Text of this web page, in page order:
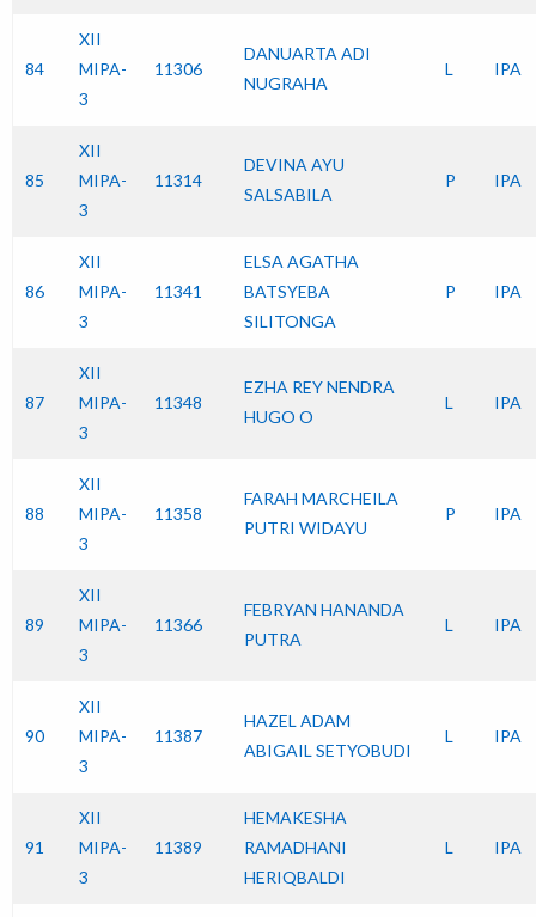
84
XII
MIPA-
3
11306
DANUARTA ADI
NUGRAHA
L IPA
85
XII
MIPA-
3
11314
DEVINA AYU
SALSABILA
P IPA
86
XII
MIPA-
3
11341
ELSA AGATHA
BATSYEBA
SILITONGA
P IPA
87
XII
MIPA-
3
11348
EZHA REY NENDRA
HUGO O
L IPA
88
XII
MIPA-
3
11358
FARAH MARCHEILA
PUTRI WIDAYU
P IPA
89
XII
MIPA-
3
11366
FEBRYAN HANANDA
PUTRA
L IPA
90
XII
MIPA-
3
11387
HAZEL ADAM
ABIGAIL SETYOBUDI
L IPA
91
XII
MIPA-
3
11389
HEMAKESHA
RAMADHANI
HERIQBALDI
L IPA